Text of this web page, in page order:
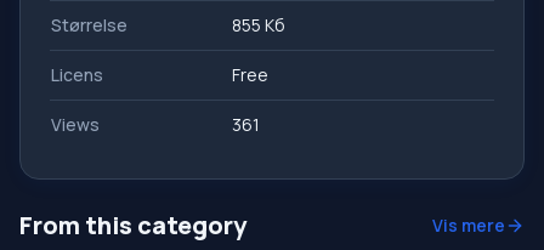
Størrelse 855 Кб
Licens Free
Views 361
From this category Vis mere